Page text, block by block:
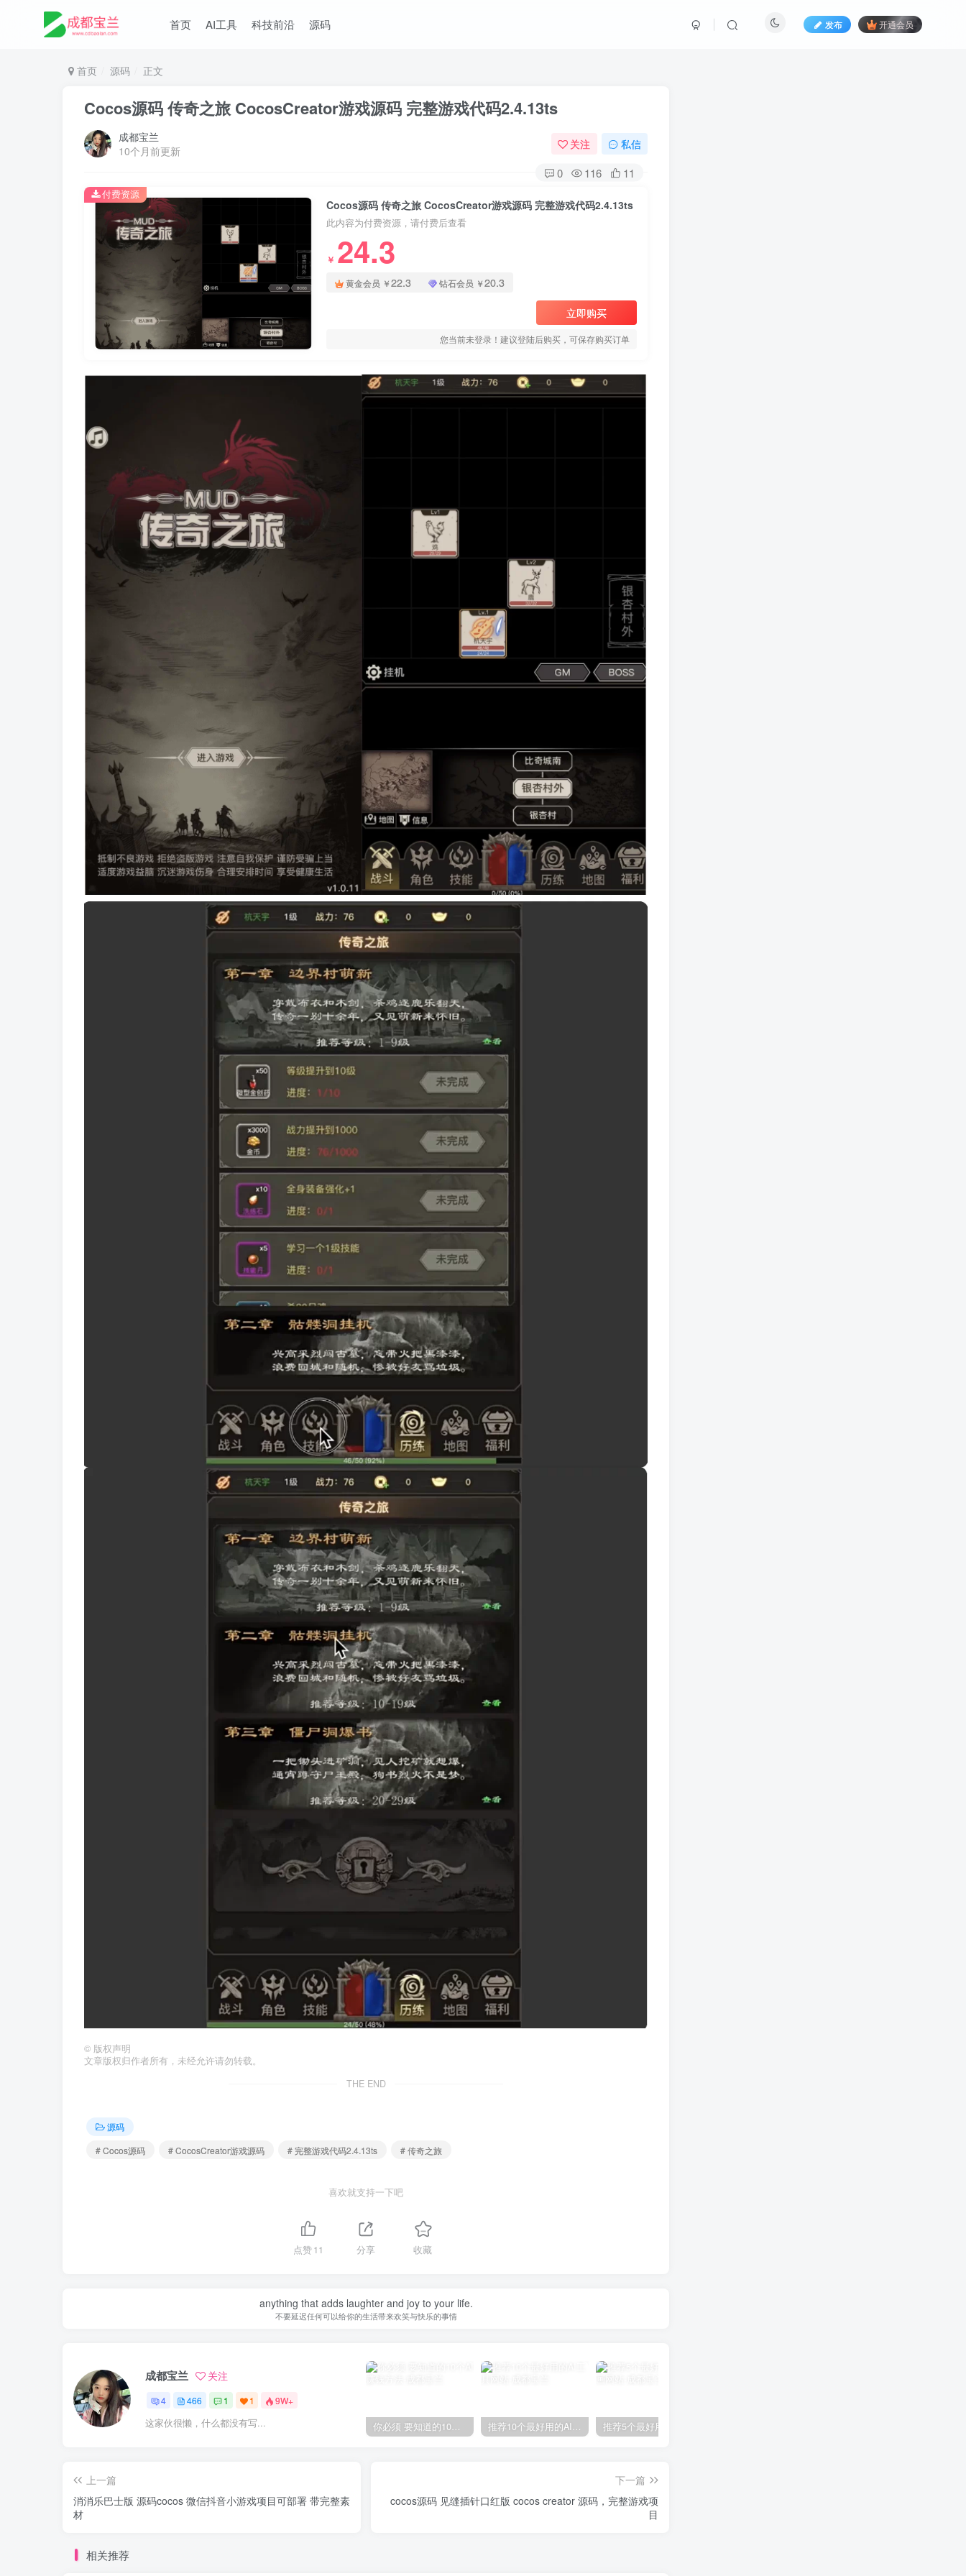
首页 AI工具 科技前沿 源码 发布 开通会员
首页 源码 正文
Cocos源码 传奇之旅 CocosCreator游戏源码 完整游戏代码2.4.13ts
成都宝兰
10个月前更新
关注 私信
0 116 11
Cocos源码 传奇之旅 CocosCreator游戏源码 完整游戏代码2.4.13ts
此内容为付费资源，请付费后查看
￥ 24.3
黄金会员 ￥22.3 钻石会员 ￥20.3
立即购买
您当前未登录！建议登陆后购买，可保存购买订单
付费资源
© 版权声明
文章版权归作者所有，未经允许请勿转载。
THE END
源码
# Cocos源码
# CocosCreator游戏源码 # 完整游戏代码2.4.13ts # 传奇之旅
喜欢就支持一下吧
点赞11 分享 收藏
anything that adds laughter and joy to your life.
不要延迟任何可以给你的生活带来欢笑与快乐的事情
成都宝兰 关注
4 466 1 1 9W+
这家伙很懒，什么都没有写...
上一篇
消消乐巴士版 源码cocos 微信抖音小游戏项目可部署 带完整素
材
下一篇
cocos源码 见缝插针口红版 cocos creator 源码，完整游戏项
目
相关推荐